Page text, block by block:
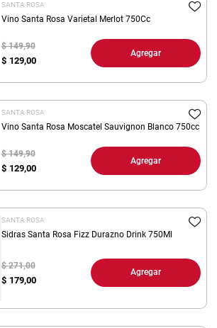
SANTA ROSA
Vino Santa Rosa Varietal Merlot 750Cc
$ 129,00
$ 149,90
Agregar
SANTA ROSA
Vino Santa Rosa Moscatel Sauvignon Blanco 750cc
$ 129,00
$ 149,90
Agregar
SANTA ROSA
Sidras Santa Rosa Fizz Durazno Drink 750Ml
$ 179,00
$ 271,00
Agregar
5. pollo
. bondiola
. fideos